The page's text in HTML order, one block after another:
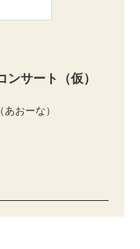
サート（仮）
おーな）